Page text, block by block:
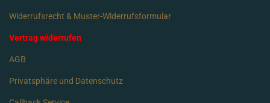
Widerrufsrecht & Muster-Widerrufsformular
Vertrag widerrufen
AGB
Privatsphäre und Datenschutz